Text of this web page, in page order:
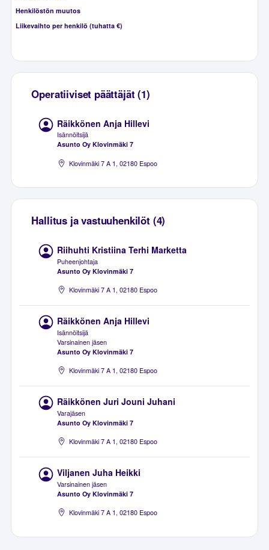
Henkilöstön muutos
Liikevaihto per henkilö (tuhatta €)
Operatiiviset päättäjät (1)
Räikkönen Anja Hillevi
Isännöitsijä
Asunto Oy Klovinmäki 7
Klovinmäki 7 A 1, 02180 Espoo
Hallitus ja vastuuhenkilöt (4)
Riihuhti Kristiina Terhi Marketta
Puheenjohtaja
Asunto Oy Klovinmäki 7
Klovinmäki 7 A 1, 02180 Espoo
Räikkönen Anja Hillevi
Isännöitsijä
Varsinainen jäsen
Asunto Oy Klovinmäki 7
Klovinmäki 7 A 1, 02180 Espoo
Räikkönen Juri Jouni Juhani
Varajäsen
Asunto Oy Klovinmäki 7
Klovinmäki 7 A 1, 02180 Espoo
Viljanen Juha Heikki
Varsinainen jäsen
Asunto Oy Klovinmäki 7
Klovinmäki 7 A 1, 02180 Espoo